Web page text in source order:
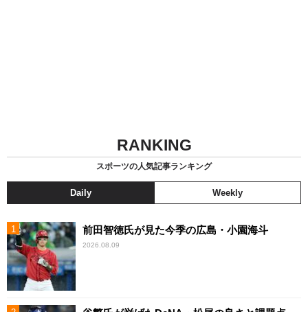
RANKING
スポーツの人気記事ランキング
Daily Weekly
前田智徳氏が見た今季の広島・小園海斗
2026.08.09